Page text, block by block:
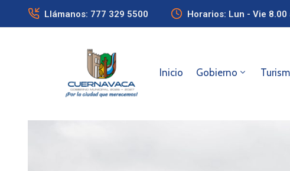
Llámanos: 777 329 5500 Horarios: Lun - Vie 8.00
Inicio Gobierno